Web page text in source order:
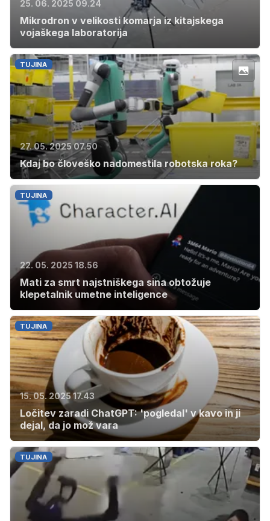
25. 06. 2025 09.24
Mikrodron v velikosti komarja iz kitajskega
vojaškega laboratorija
TUJINA
27. 05. 2025 07.50
Kdaj bo človeško nadomestila robotska roka?
TUJINA
22. 05. 2025 18.56
Mati za smrt najstniškega sina obtožuje
klepetalnik umetne inteligence
TUJINA
15. 05. 2025 17.43
Ločitev zaradi ChatGPT: 'pogledal' v kavo in ji
dejal, da jo mož vara
TUJINA